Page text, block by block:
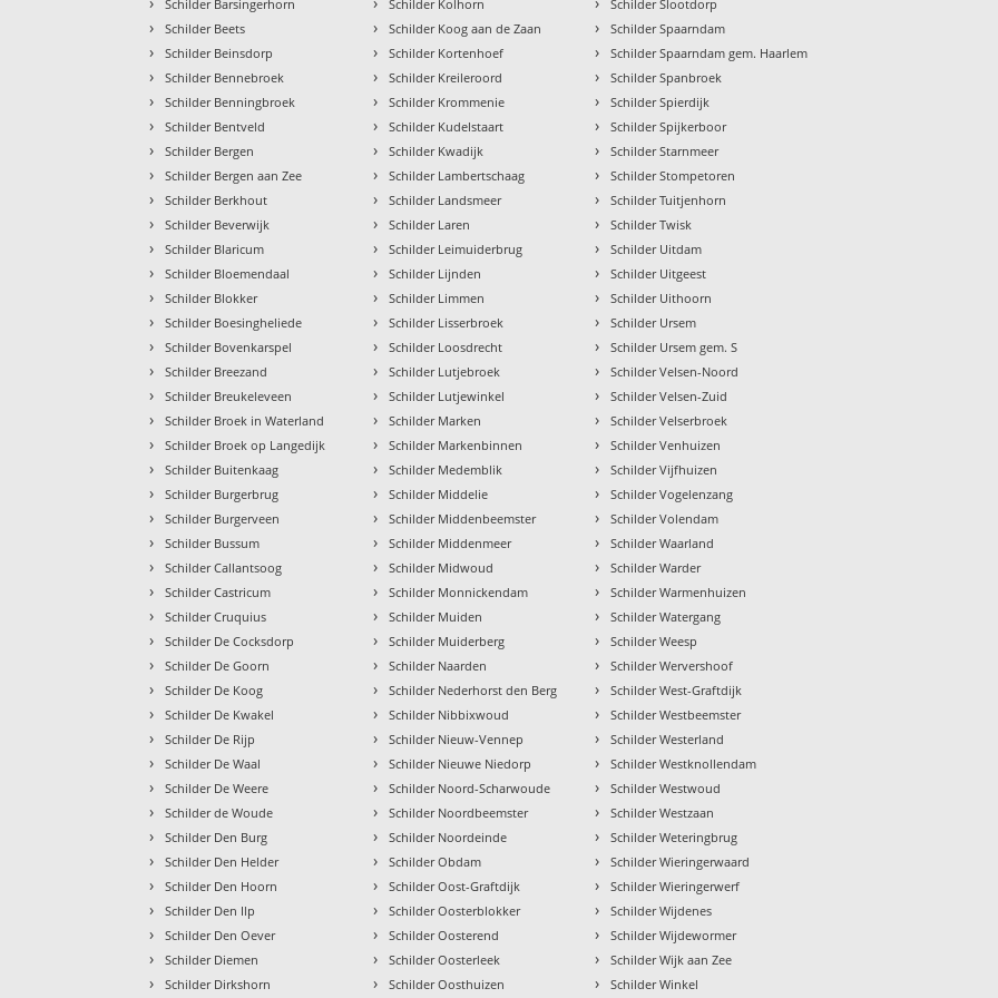
Schilder Barsingerhorn
› Schilder Beets
› Schilder Beinsdorp
› Schilder Bennebroek
› Schilder Benningbroek
› Schilder Bentveld
› Schilder Bergen
› Schilder Bergen aan Zee
› Schilder Berkhout
› Schilder Beverwijk
› Schilder Blaricum
› Schilder Bloemendaal
› Schilder Blokker
› Schilder Boesingheliede
› Schilder Bovenkarspel
› Schilder Breezand
› Schilder Breukeleveen
› Schilder Broek in Waterland
› Schilder Broek op Langedijk
› Schilder Buitenkaag
› Schilder Burgerbrug
› Schilder Burgerveen
› Schilder Bussum
› Schilder Callantsoog
› Schilder Castricum
› Schilder Cruquius
› Schilder De Cocksdorp
› Schilder De Goorn
› Schilder De Koog
› Schilder De Kwakel
› Schilder De Rijp
› Schilder De Waal
› Schilder De Weere
› Schilder de Woude
› Schilder Den Burg
› Schilder Den Helder
› Schilder Den Hoorn
› Schilder Den Ilp
› Schilder Den Oever
› Schilder Diemen
› Schilder Dirkshorn
Schilder Kolhorn
› Schilder Koog aan de Zaan
› Schilder Kortenhoef
› Schilder Kreileroord
› Schilder Krommenie
› Schilder Kudelstaart
› Schilder Kwadijk
› Schilder Lambertschaag
› Schilder Landsmeer
› Schilder Laren
› Schilder Leimuiderbrug
› Schilder Lijnden
› Schilder Limmen
› Schilder Lisserbroek
› Schilder Loosdrecht
› Schilder Lutjebroek
› Schilder Lutjewinkel
› Schilder Marken
› Schilder Markenbinnen
› Schilder Medemblik
› Schilder Middelie
› Schilder Middenbeemster
› Schilder Middenmeer
› Schilder Midwoud
› Schilder Monnickendam
› Schilder Muiden
› Schilder Muiderberg
› Schilder Naarden
› Schilder Nederhorst den Berg
› Schilder Nibbixwoud
› Schilder Nieuw-Vennep
› Schilder Nieuwe Niedorp
› Schilder Noord-Scharwoude
› Schilder Noordbeemster
› Schilder Noordeinde
› Schilder Obdam
› Schilder Oost-Graftdijk
› Schilder Oosterblokker
› Schilder Oosterend
› Schilder Oosterleek
› Schilder Oosthuizen
Schilder Slootdorp
› Schilder Spaarndam
› Schilder Spaarndam gem. Haarlem
› Schilder Spanbroek
› Schilder Spierdijk
› Schilder Spijkerboor
› Schilder Starnmeer
› Schilder Stompetoren
› Schilder Tuitjenhorn
› Schilder Twisk
› Schilder Uitdam
› Schilder Uitgeest
› Schilder Uithoorn
› Schilder Ursem
› Schilder Ursem gem. S
› Schilder Velsen-Noord
› Schilder Velsen-Zuid
› Schilder Velserbroek
› Schilder Venhuizen
› Schilder Vijfhuizen
› Schilder Vogelenzang
› Schilder Volendam
› Schilder Waarland
› Schilder Warder
› Schilder Warmenhuizen
› Schilder Watergang
› Schilder Weesp
› Schilder Wervershoof
› Schilder West-Graftdijk
› Schilder Westbeemster
› Schilder Westerland
› Schilder Westknollendam
› Schilder Westwoud
› Schilder Westzaan
› Schilder Weteringbrug
› Schilder Wieringerwaard
› Schilder Wieringerwerf
› Schilder Wijdenes
› Schilder Wijdewormer
› Schilder Wijk aan Zee
› Schilder Winkel